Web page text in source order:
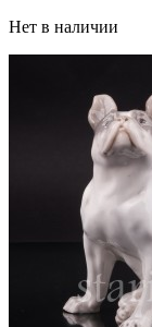
Нет в наличии